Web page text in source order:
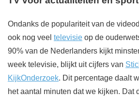
Ondanks de populariteit van de
ook nog veel televisie op de
90% van de Nederlanders kijkt
week televisie, blijkt uit cijfers van
KijkOnderzoek. Dit percentage daalt
het aantal minuten dat we kijken. Dat